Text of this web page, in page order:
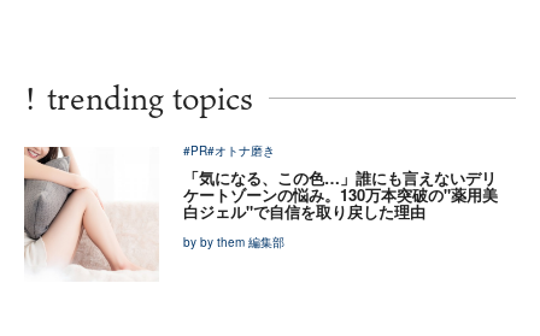
! trending topics
#PR#オトナ磨き
「気になる、この色…」誰にも言えないデリ
ケートゾーンの悩み。130万本突破の"薬用美
白ジェル"で自信を取り戻した理由
by by them 編集部